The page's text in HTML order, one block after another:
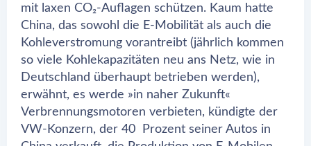
mit laxen CO₂-Auflagen schützen. Kaum hatte
China, das sowohl die E-Mobilität als auch die
Kohleverstromung vorantreibt (jährlich kommen
so viele Kohlekapazitäten neu ans Netz, wie in
Deutschland überhaupt betrieben werden),
erwähnt, es werde »in naher Zukunft«
Verbrennungsmotoren verbieten, kündigte der
VW-Konzern, der 40 Prozent seiner Autos in